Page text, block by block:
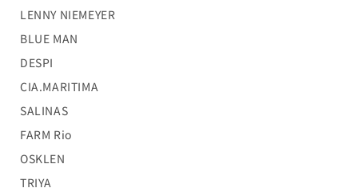
LENNY NIEMEYER
BLUE MAN
DESPI
CIA.MARITIMA
SALINAS
FARM Rio
OSKLEN
TRIYA